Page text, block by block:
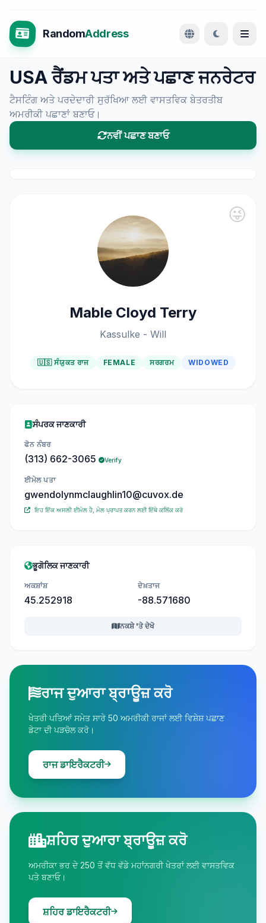
RandomAddress
USA ਰੈਂਡਮ ਪਤਾ ਅਤੇ ਪਛਾਣ ਜਨਰੇਟਰ
ਟੈਸਟਿੰਗ ਅਤੇ ਪਰਦੇਦਾਰੀ ਸੁਰੱਖਿਆ ਲਈ ਵਾਸਤਵਿਕ ਬੇਤਰਤੀਬ
ਅਮਰੀਕੀ ਪਛਾਣਾਂ ਬਣਾਓ।
ਨਵੀਂ ਪਛਾਣ ਬਣਾਓ
😜
Mable Cloyd Terry
Kassulke - Will
🇺🇸 ਸੰਯੁਕਤ ਰਾਜ FEMALE ਸਰਗਰਮ WIDOWED
ਸੰਪਰਕ ਜਾਣਕਾਰੀ
ਫੋਨ ਨੰਬਰ
(313) 662-3065 Verify
ਈਮੇਲ ਪਤਾ
gwendolynmclaughlin10@cuvox.de
ਇਹ ਇੱਕ ਅਸਲੀ ਈਮੇਲ ਹੈ, ਮੇਲ ਪ੍ਰਾਪਤ ਕਰਨ ਲਈ ਇੱਥੇ ਕਲਿੱਕ ਕਰੋ
ਭੂਗੋਲਿਕ ਜਾਣਕਾਰੀ
ਅਕਸ਼ਾਂਸ਼
45.252918
ਦੇਖ਼ਤਾਜ
-88.571680
ਨਕਸ਼ੇ 'ਤੇ ਦੇਖੋ
ਰਾਜ ਦੁਆਰਾ ਬ੍ਰਾਊਜ਼ ਕਰੋ
ਖੇਤਰੀ ਪਤਿਆਂ ਸਮੇਤ ਸਾਰੇ 50 ਅਮਰੀਕੀ ਰਾਜਾਂ ਲਈ ਵਿਸ਼ੇਸ਼ ਪਛਾਣ
ਡੇਟਾ ਦੀ ਪੜਚੋਲ ਕਰੋ।
ਰਾਜ ਡਾਇਰੈਕਟਰੀ
ਸ਼ਹਿਰ ਦੁਆਰਾ ਬ੍ਰਾਊਜ਼ ਕਰੋ
ਅਮਰੀਕਾ ਭਰ ਦੇ 250 ਤੋਂ ਵੱਧ ਵੱਡੇ ਮਹਾਂਨਗਰੀ ਖੇਤਰਾਂ ਲਈ ਵਾਸਤਵਿਕ
ਪਤੇ ਬਣਾਓ।
ਸ਼ਹਿਰ ਡਾਇਰੈਕਟਰੀ